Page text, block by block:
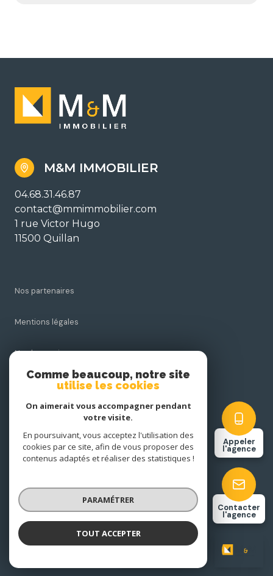
M&M IMMOBILIER
Appeler
l'agence
Contacter
l'agence
M&M IMMOBILIER
04.68.31.46.87
contact@mmimmobilier.com
1 rue Victor Hugo
11500 Quillan
Nos partenaires
Mentions légales
Nos honoraires
Cookies
© 2026 | Tous droits réservés
Réalisé par
Comme beaucoup, notre site
utilise les cookies
On aimerait vous accompagner pendant
votre visite.
En poursuivant, vous acceptez l'utilisation des
cookies par ce site, afin de vous proposer des
contenus adaptés et réaliser des statistiques !
PARAMÉTRER
TOUT ACCEPTER